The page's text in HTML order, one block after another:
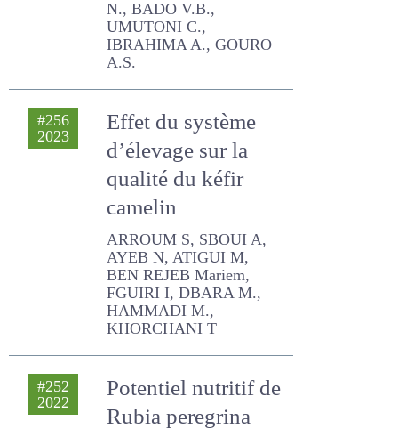
Korombé H.S., ABDOU N.,
BADO V.B., UMUTONI C.,
IBRAHIMA A., GOURO A.S.
#256
2023
Effet du système
d’élevage sur la
qualité du kéfir
camelin
ARROUM S, SBOUI A, AYEB
N, ATIGUI M, BEN REJEB
Mariem, FGUIRI I, DBARA M.,
HAMMADI M., KHORCHANI
T
#252
2022
Potentiel nutritif
de Rubia peregrina
(L., 1753), par